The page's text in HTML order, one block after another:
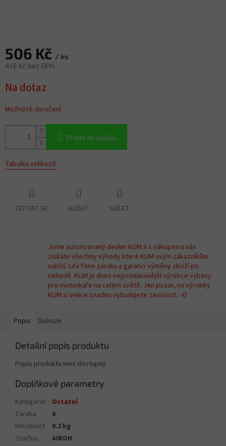
506 Kč / ks
418 Kč bez DPH
cena:
Na dotaz
Možnosti doručení
Přidat do košíku
Tabulka velikostí
ZEPTAT SE HLÍDAT SDÍLET
Jsme autorizovaný dealer KLIM a s nákupen u nás
získáte všechny výhody které KLIM svým zákazníkům
nabízí. LifeTime záruku a garanci výměny zboží po
nehodě. KLIM je dnes nejprodávanější výrobce výbavy
pro motorkáře na celém světě. Jen pozor, na výrobky
KLIM si velice snadno vybudujete závislost. :-D
Popis Diskuze
Detailní popis produktu
Popis produktu není dostupný
Doplňkové parametry
Kategorie: Ostatní
Záruka:
6
Hmotnost:
0.2 kg
Značka: AIROH